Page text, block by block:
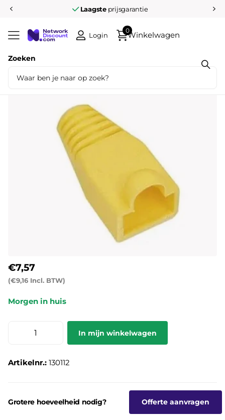
Laagsteprijsgarantie
Zoeken
Login Winkelwagen
0
Deel dit product
RJ45 Tule Geel 100 stuks
(€9,16 Incl. BTW)
€7,57
Morgen in huis
In mijn winkelwagen
Artikelnr.: 130112
Grotere hoeveelheid nodig? Offerte aanvragen